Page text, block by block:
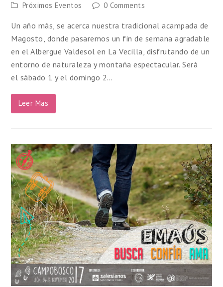
Próximos Eventos
0 Comments
Un año más, se acerca nuestra tradicional acampada de
Magosto, donde pasaremos un fin de semana agradable
en el Albergue Valdesol en La Vecilla, disfrutando de un
entorno de naturaleza y montaña espectacular. Será
el sábado 1 y el domingo 2…
Leer Mas